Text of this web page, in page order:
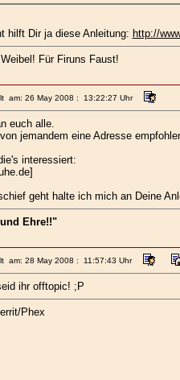
hilft Dir ja diese Anleitung: http://
Für Firuns Faust!
am: 26 May 2008 : 13:22:27 Uhr
euch alle.
von jemandem eine Adresse
interessiert:
geht halte ich mich an Deine
Ehre!!"
am: 28 May 2008 : 11:57:43 Uhr
ihr offtopic! ;P
Phex